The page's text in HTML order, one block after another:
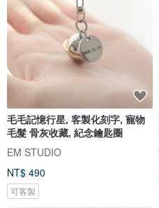
毛毛記憶行星, 客製化刻字, 寵物
毛髮 骨灰收藏, 紀念鑰匙圈
EM STUDIO
NT$ 490
可客製